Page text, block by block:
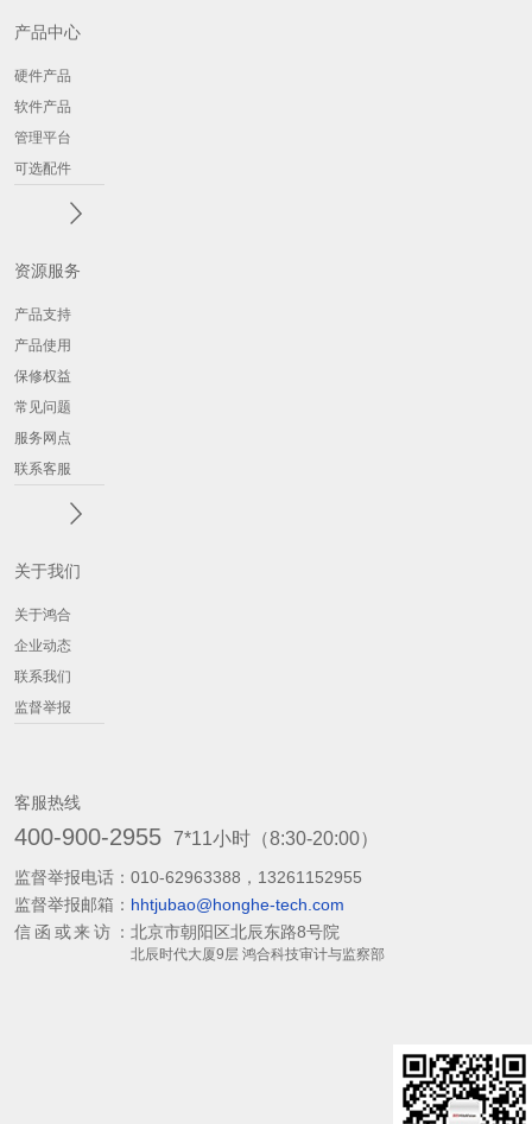
产品中心
硬件产品
软件产品
管理平台
可选配件
资源服务
产品支持
产品使用
保修权益
常见问题
服务网点
联系客服
关于我们
关于鸿合
企业动态
联系我们
监督举报
客服热线
400-900-2955 7*11小时（8:30-20:00）
监督举报电话： 010-62963388，13261152955
监督举报邮箱： hhtjubao@honghe-tech.com
信函或来访： 北京市朝阳区北辰东路8号院
北辰时代大厦9层 鸿合科技审计与监察部